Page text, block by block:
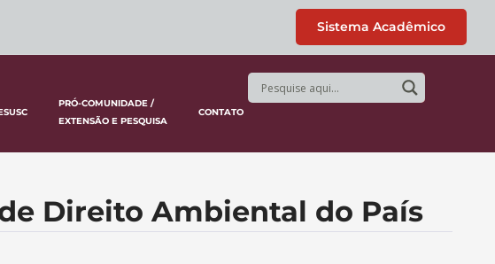
Sistema Acadêmico
PRÓ-COMUNIDADE /
EXTENSÃO E PESQUISA
CONTATO
Direito Ambiental do País